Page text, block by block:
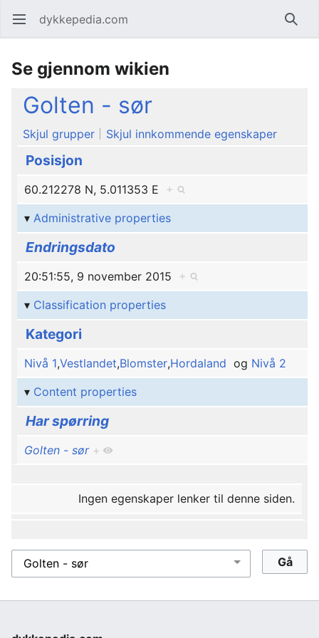
Åpne hovedmenyen dykkepedia.com Søk
Se gjennom wikien
Golten - sør
Skjul grupper Skjul innkommende egenskaper
Posisjon
60.212278 N, 5.011353 E +
Administrative properties
Endringsdato
20:51:55, 9 november 2015 +
Classification properties
Kategori
Nivå 1,Vestlandet,Blomster,Hordaland og Nivå 2
Content properties
Har spørring
Golten - sør +
Ingen egenskaper lenker til denne siden.